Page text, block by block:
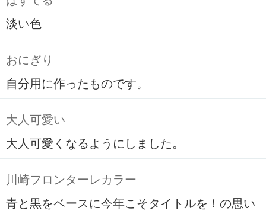
淡い色
おにぎり
自分用に作ったものです。
大人可愛い
大人可愛くなるようにしました。
川崎フロンターレカラー
青と黒をベースに今年こそタイトルを！の思い